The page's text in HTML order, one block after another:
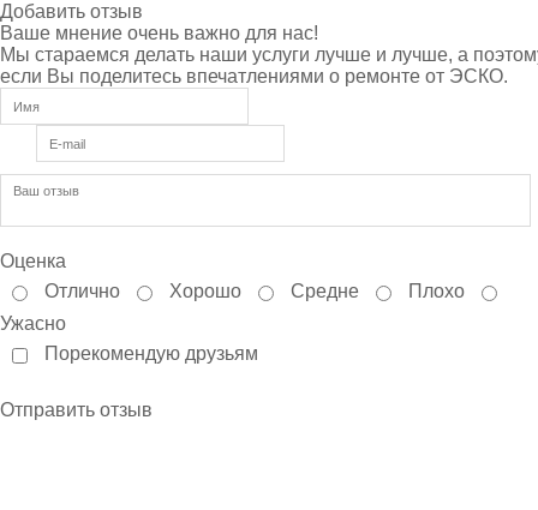
Добавить отзыв
Ваше мнение очень важно для нас!
Мы стараемся делать наши услуги лучше и лучше, а
если Вы поделитесь впечатлениями о ремонте от ЭСКО.
Оценка
Отлично
Хорошо Средне
Плохо
Ужасно
Порекомендую друзьям
Отправить отзыв